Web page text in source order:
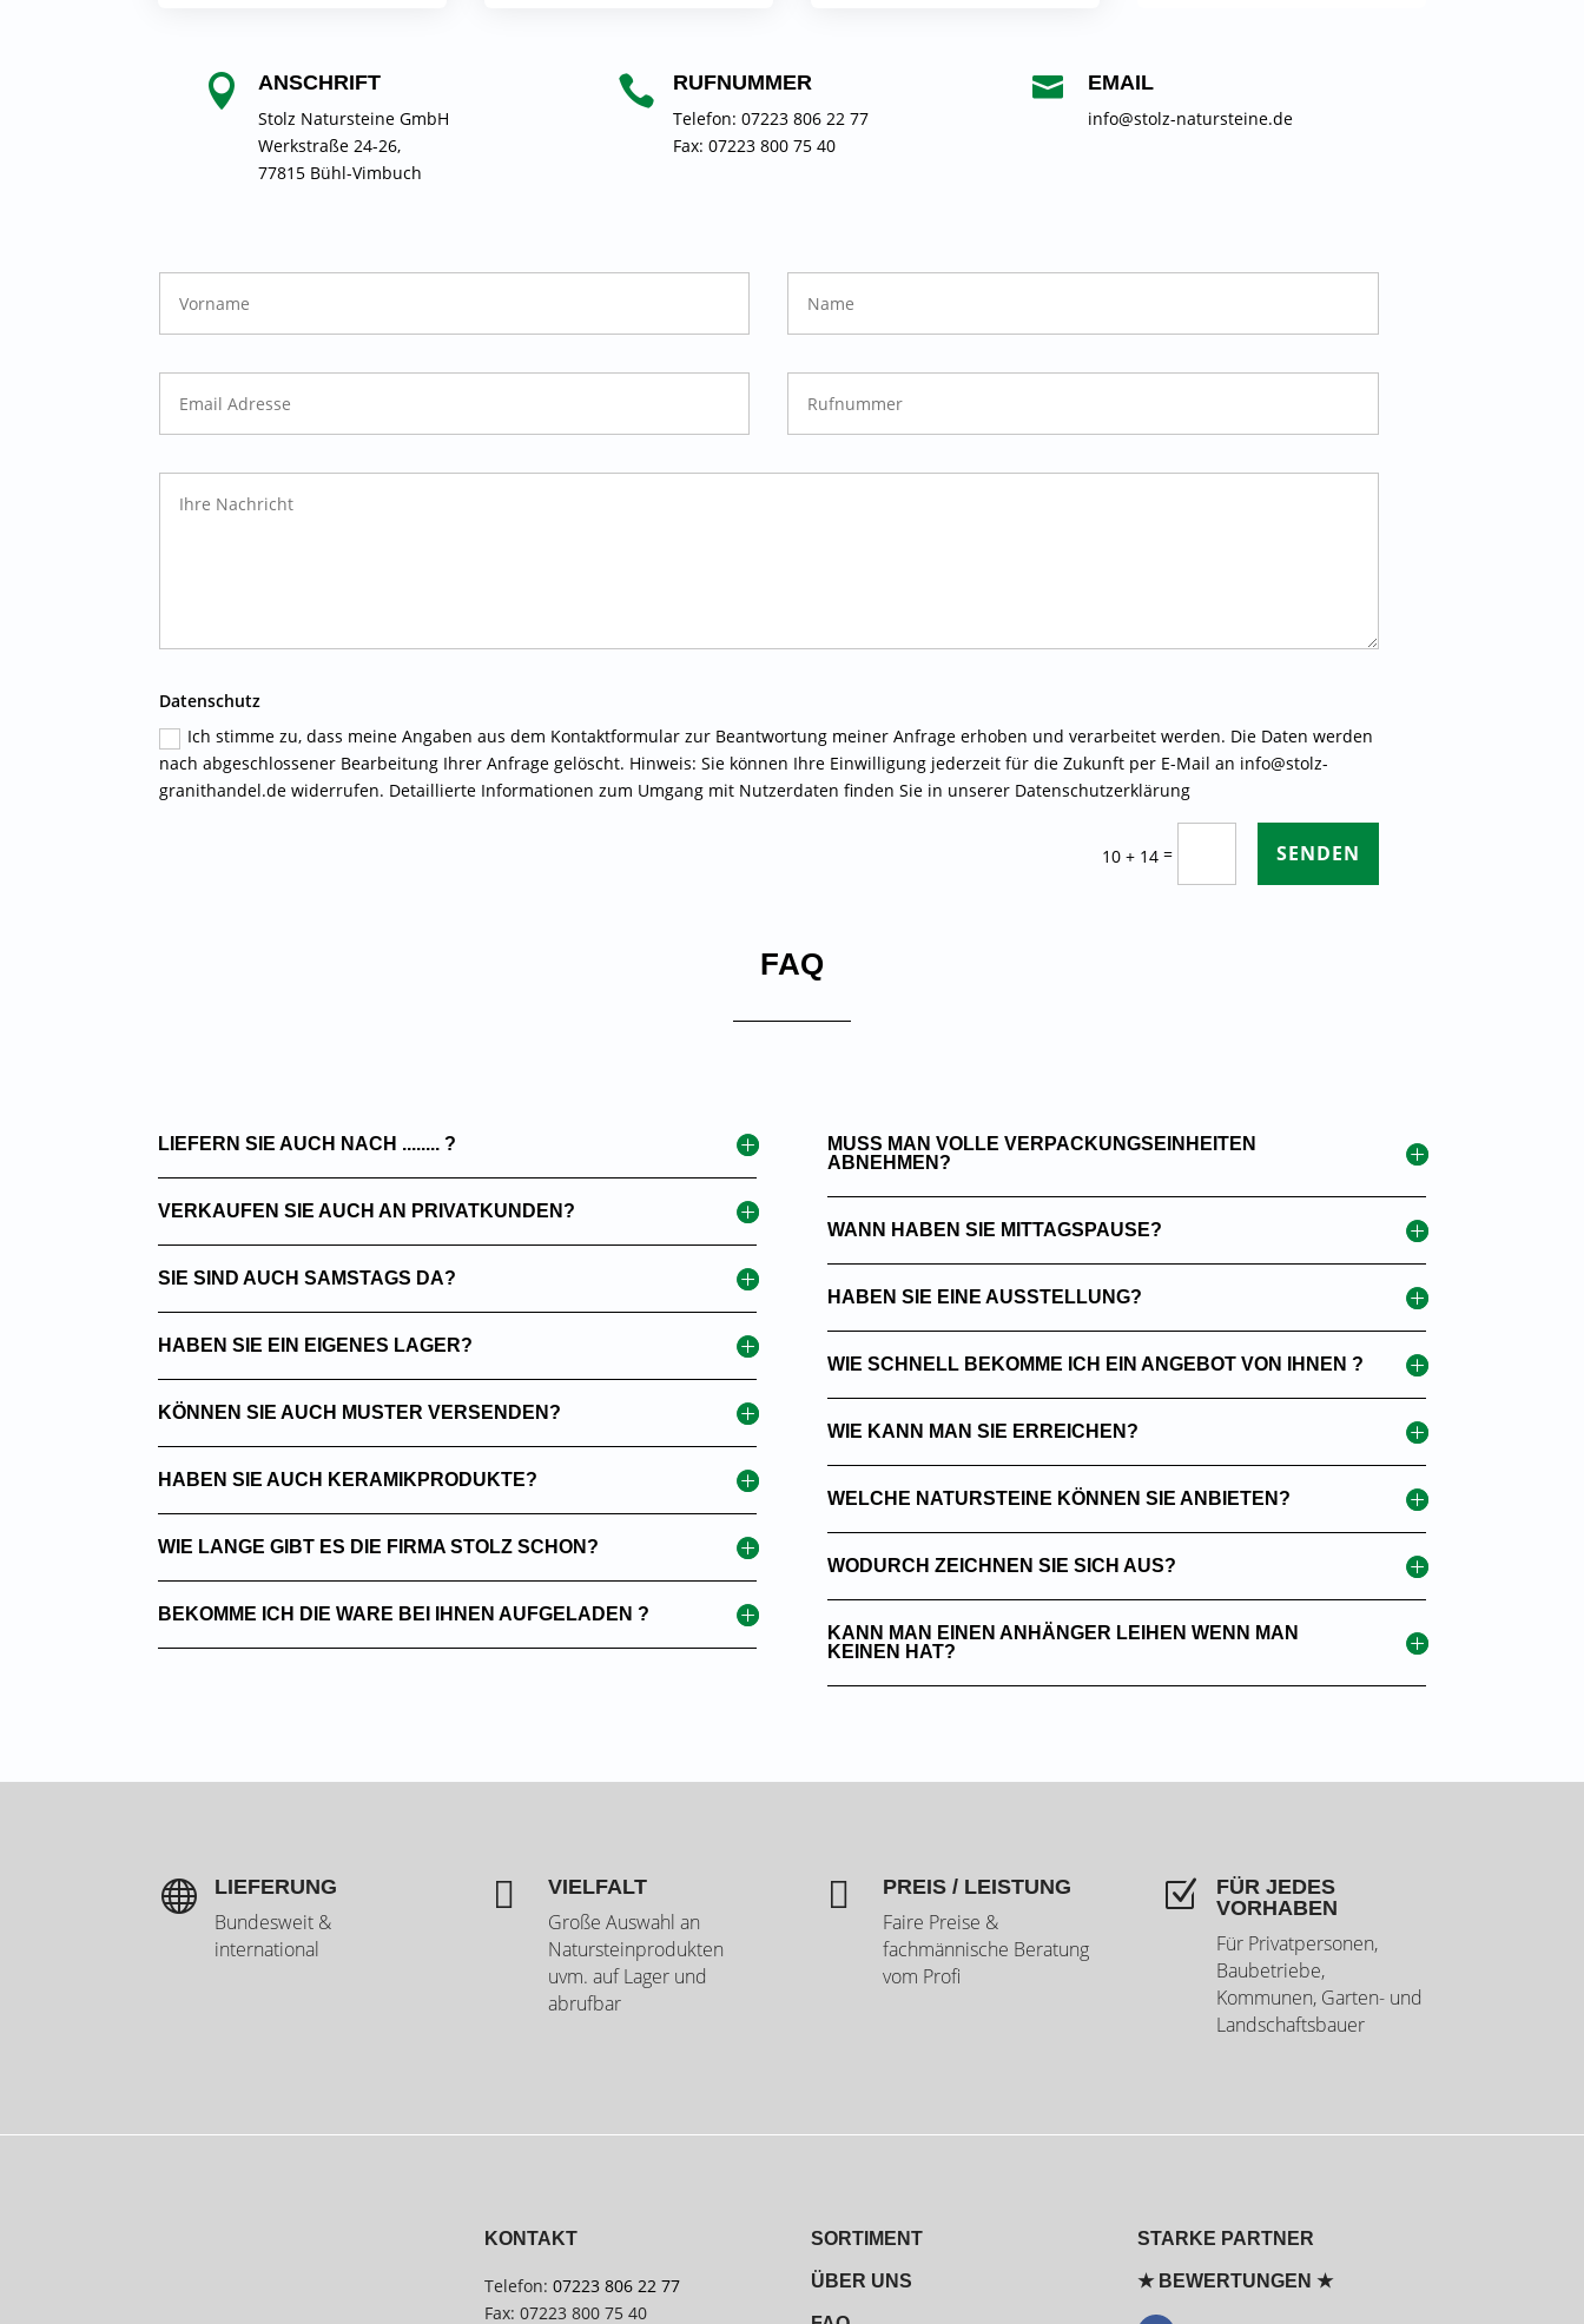
 ANSCHRIFT
Stolz Natursteine GmbH
Werkstraße 24-26,
77815 Bühl-Vimbuch
 RUFNUMMER
Telefon: 07223 806 22 77
Fax: 07223 800 75 40
 EMAIL
info@stolz-natursteine.de
Datenschutz
Ich stimme zu, dass meine Angaben aus dem Kontaktformular zur Beantwortung meiner Anfrage erhoben und verarbeitet werden. Die Daten werden
nach abgeschlossener Bearbeitung Ihrer Anfrage gelöscht. Hinweis: Sie können Ihre Einwilligung jederzeit für die Zukunft per E-Mail an info@stolz-
granithandel.de widerrufen. Detaillierte Informationen zum Umgang mit Nutzerdaten finden Sie in unserer Datenschutzerklärung
10 + 14= SENDEN
FAQ
LIEFERN SIE AUCH NACH ........ ?
VERKAUFEN SIE AUCH AN PRIVATKUNDEN?
SIE SIND AUCH SAMSTAGS DA?
HABEN SIE EIN EIGENES LAGER?
KÖNNEN SIE AUCH MUSTER VERSENDEN?
HABEN SIE AUCH KERAMIKPRODUKTE?
WIE LANGE GIBT ES DIE FIRMA STOLZ SCHON?
BEKOMME ICH DIE WARE BEI IHNEN AUFGELADEN ?
MUSS MAN VOLLE VERPACKUNGSEINHEITEN
ABNEHMEN?
WANN HABEN SIE MITTAGSPAUSE?
HABEN SIE EINE AUSSTELLUNG?
WIE SCHNELL BEKOMME ICH EIN ANGEBOT VON IHNEN ?
WIE KANN MAN SIE ERREICHEN?
WELCHE NATURSTEINE KÖNNEN SIE ANBIETEN?
WODURCH ZEICHNEN SIE SICH AUS?
KANN MAN EINEN ANHÄNGER LEIHEN WENN MAN
KEINEN HAT?
 LIEFERUNG
Bundesweit &
international
 VIELFALT
Große Auswahl an
Natursteinprodukten
uvm. auf Lager und
abrufbar
 PREIS / LEISTUNG
Faire Preise &
fachmännische Beratung
vom Profi
Z
FÜR JEDES
VORHABEN
Für Privatpersonen,
Baubetriebe,
Kommunen, Garten- und
Landschaftsbauer
KONTAKT
Telefon:07223 806 22 77
Fax: 07223 800 75 40
SORTIMENT
ÜBER UNS
STARKE PARTNER
★ BEWERTUNGEN ★